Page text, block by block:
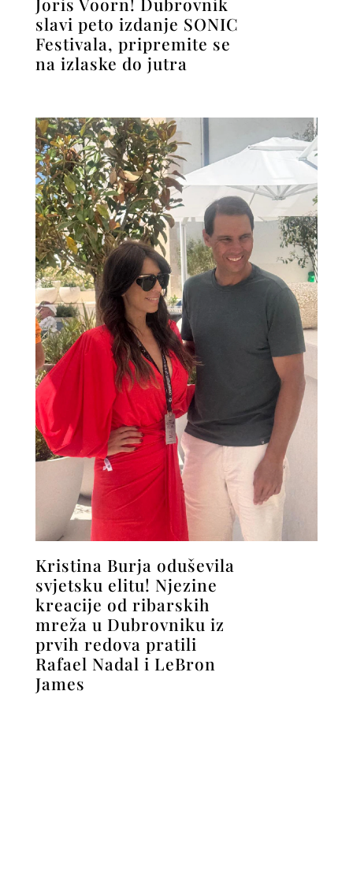
slavi peto izdanje SONIC
Festivala, pripremite se
na izlaske do jutra
Kristina Burja oduševila
svjetsku elitu! Njezine
kreacije od ribarskih
mreža u Dubrovniku iz
prvih redova pratili
Rafael Nadal i LeBron
James